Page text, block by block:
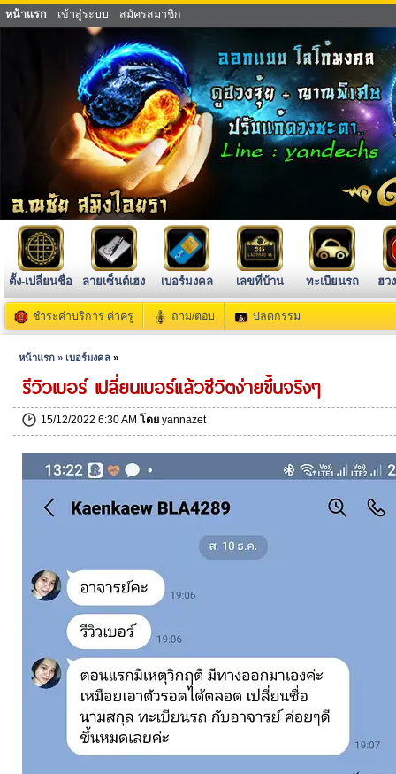
หน้าแรก เข้าสู่ระบบ สมัครสมาชิก
ตั้ง-เปลี่ยนชื่อ ลายเซ็นต์เฮง เบอร์มงคล เลขที่บ้าน ทะเบียนรถ ฮว
ชำระค่าบริการ ค่าครู ถาม/ตอบ ปลดกรรม
หน้าแรก » เบอร์มงคล »
รีวิวเบอร์ เปลี่ยนเบอร์แล้วชีวิตง่ายขึ้นจริงๆ
15/12/2022 6:30 AM โดย yannazet